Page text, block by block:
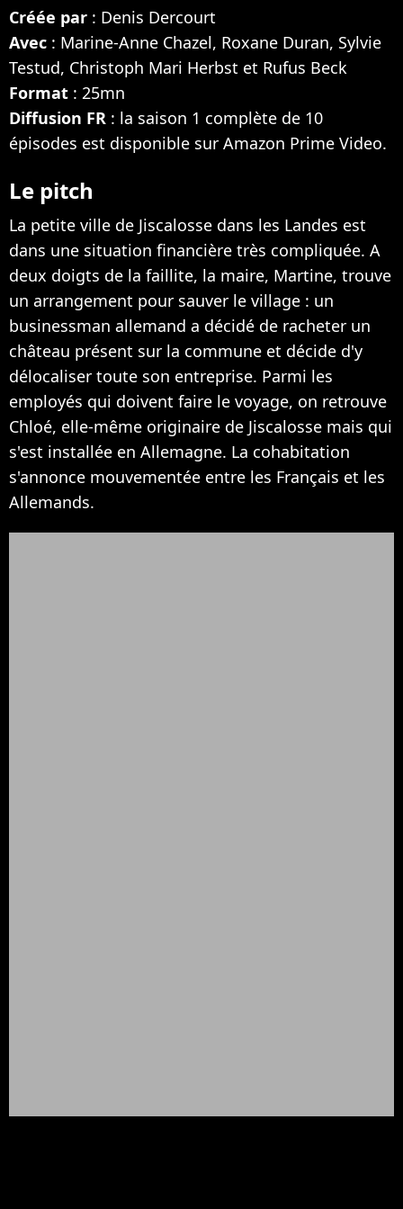
Créée par : Denis Dercourt
Avec : Marine-Anne Chazel, Roxane Duran, Sylvie
Testud, Christoph Mari Herbst et Rufus Beck
Format : 25mn
Diffusion FR : la saison 1 complète de 10
épisodes est disponible sur Amazon Prime Video.
Le pitch
La petite ville de Jiscalosse dans les Landes est
dans une situation financière très compliquée. A
deux doigts de la faillite, la maire, Martine, trouve
un arrangement pour sauver le village : un
businessman allemand a décidé de racheter un
château présent sur la commune et décide d'y
délocaliser toute son entreprise. Parmi les
employés qui doivent faire le voyage, on retrouve
Chloé, elle-même originaire de Jiscalosse mais qui
s'est installée en Allemagne. La cohabitation
s'annonce mouvementée entre les Français et les
Allemands.